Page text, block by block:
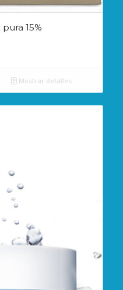
15%
Mostrar detalles